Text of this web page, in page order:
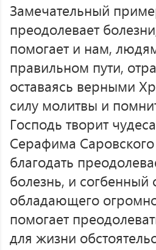
Замечательный
преодолевает
помогает и нам,
правильном пути,
оставаясь верными
силу молитвы и
Господь творит
Серафима Саровского
благодать
болезнь, и согбенный
обладающего
помогает
для жизни